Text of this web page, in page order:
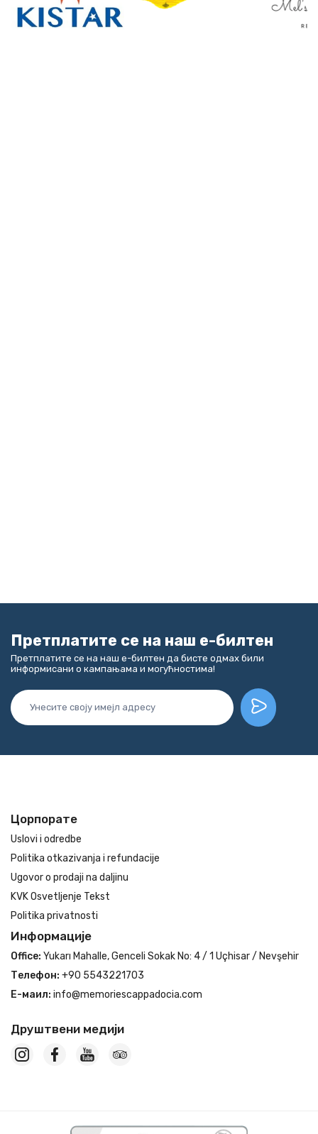
Претплатите се на наш е-билтен
Претплатите се на наш е-билтен да бисте одмах били
информисани о кампањама и могућностима!
Цорпорате
Uslovi i odredbe
Politika otkazivanja i refundacije
Ugovor o prodaji na daljinu
KVK Osvetljenje Tekst
Politika privatnosti
Информације
Office: Yukarı Mahalle, Genceli Sokak No: 4 / 1 Uçhisar / Nevşehir
Телефон: +90 5543221703
Е-маил: info@memoriescappadocia.com
Друштвени медији